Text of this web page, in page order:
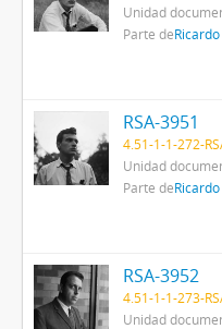
Unidad
Parte de
RSA-3951
4.51-1-1-272-
Unidad
Parte de
RSA-3952
4.51-1-1-273-
Unidad